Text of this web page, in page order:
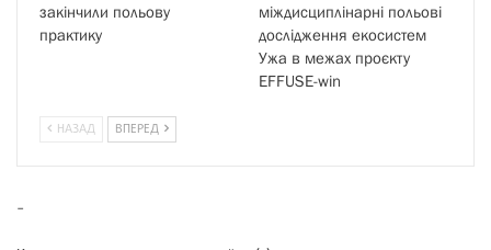
закінчили польову
практику
міждисциплінарні польові
дослідження екосистем
Ужа в межах проєкту
EFFUSE-win
НАЗАД ВПЕРЕД
-